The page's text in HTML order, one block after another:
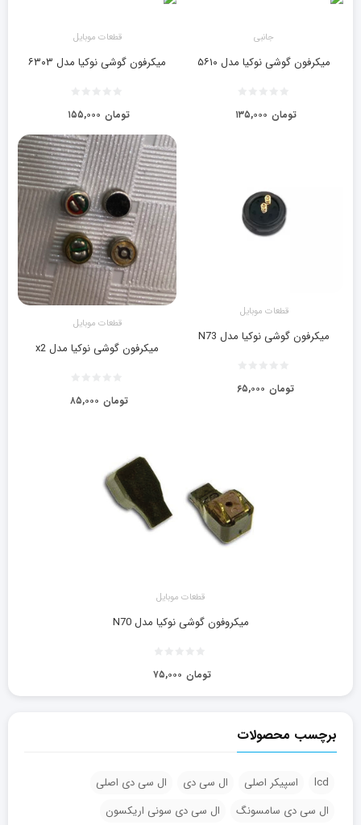
جانبی
میکرفون گوشی نوکیا مدل ۵۶۱۰
۱۳۵,۰۰۰ تومان
قطعات موبایل
میکرفون گوشی نوکیا مدل ۶۳۰۳
۱۵۵,۰۰۰ تومان
قطعات موبایل
میکرفون گوشی نوکیا مدل N73
۶۵,۰۰۰ تومان
قطعات موبایل
میکرفون گوشی نوکیا مدل x2
۸۵,۰۰۰ تومان
قطعات موبایل
میکروفون گوشی نوکیا مدل N70
۷۵,۰۰۰ تومان
برچسب محصولات
lcd اسپیکر اصلی ال سی دی
ال سی دی اصلی
ال سی دی سامسونگ
ال سی دی سونی اریکسون